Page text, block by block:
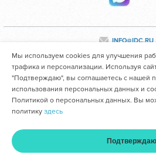
Главная Услуги и цены
INFO@IDC.RU
Все персональные данные
согласия
Областное государственное
здравоохранения "Иркутский
консультативно-
Мы используем cookies для улучшения
трафика и персонализации. Используя
"Подтверждаю", вы соглашаетесь с нашей
использования персональных данных и
Политикой о персональных данных. Вы
политику здесь
Подтверждаю